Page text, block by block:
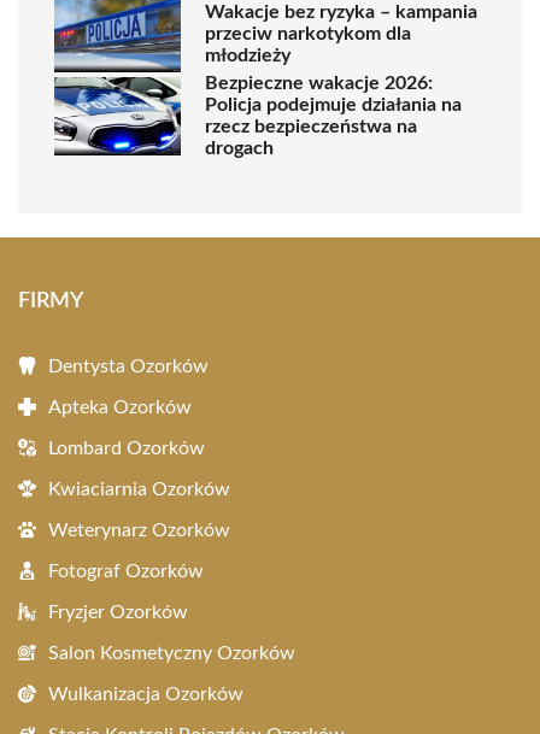
Wakacje bez ryzyka – kampania
przeciw narkotykom dla
młodzieży
Bezpieczne wakacje 2026:
Policja podejmuje działania na
rzecz bezpieczeństwa na
drogach
FIRMY
Dentysta Ozorków
Apteka Ozorków
Lombard Ozorków
Kwiaciarnia Ozorków
Weterynarz Ozorków
Fotograf Ozorków
Fryzjer Ozorków
Salon Kosmetyczny Ozorków
Wulkanizacja Ozorków